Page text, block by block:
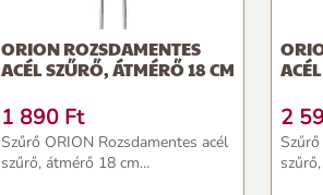
ORION ROZSDAMENTES
ACÉL SZŰRŐ, ÁTMÉRŐ 18 CM
1 890 Ft
Szűrő ORION Rozsdamentes acél
szűrő, átmérő 18 cm...
2